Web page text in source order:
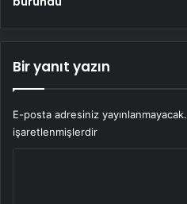
Bir yanıt yazın
E-posta adresiniz yayınlanmayacak.
işaretlenmişlerdir